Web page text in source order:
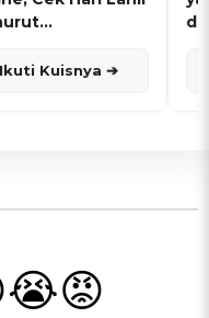
Ikuti Kuisnya ➔
😭😡